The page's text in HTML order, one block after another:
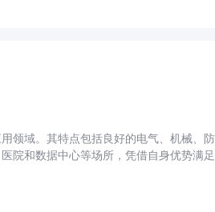
领域。其特点包括良好的电气、机械、
院和数据中心等场所，凭借自身优势满